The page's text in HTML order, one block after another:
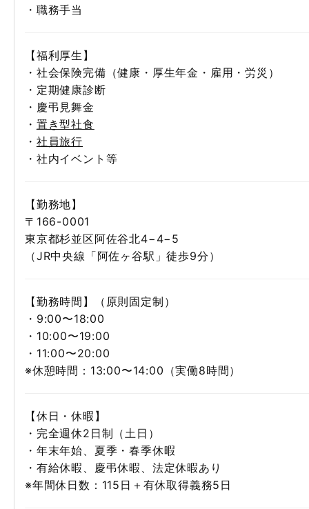
・職務手当
【福利厚生】
・社会保険完備（健康・厚生年金・雇用・労災）
・定期健康診断
・慶弔見舞金
・ 置き型社食
・ 社員旅行
・社内イベント等
【勤務地】
〒166-0001
東京都杉並区阿佐谷北4−4−5
（JR中央線「阿佐ヶ谷駅」徒歩9分）
【勤務時間】（原則固定制）
・9:00〜18:00
・10:00〜19:00
・11:00〜20:00
※休憩時間：13:00〜14:00（実働8時間）
【休日・休暇】
・完全週休2日制（土日）
・年末年始、夏季・春季休暇
・有給休暇、慶弔休暇、法定休暇あり
※年間休日数：115日＋有休取得義務5日